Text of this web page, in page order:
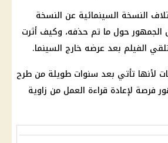
النسخة السينمائية عن النسخة
الجمهور حول ما تم حذفه، وكيف أثرت
الفيلم بعد عرضه خارج السينما.
لأنها تأتي بعد سنوات طويلة من طرح
فرصة لإعادة قراءة العمل من زاوية